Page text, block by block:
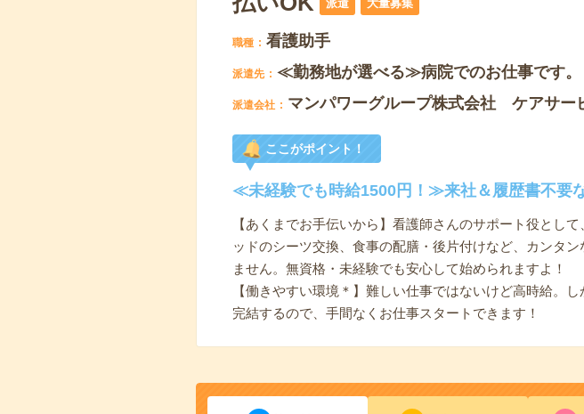
派遣 大量募集
職種 看護助手
派遣先 ≪勤務地が選べる≫病院でのお仕事です。
派遣会社 マンパワーグループ株式会社 ケアサー
ここがポイント！
≪未経験でも時給1500円！≫来社＆履歴書不要
【あくまでお手伝いから】看護師さんのサポート役とし
ッドのシーツ交換、食事の配膳・後片付けなど、カンタ
ません。無資格・未経験でも安心して始められますよ！
【働きやすい環境＊】難しい仕事ではないけど高時給。
完結するので、手間なくお仕事スタートできます！